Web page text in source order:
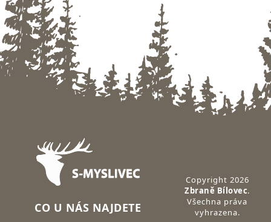
Zápatí
CO U NÁS NAJDETE
Copyright 2026
Zbraně Bílovec.
Všechna práva
vyhrazena.